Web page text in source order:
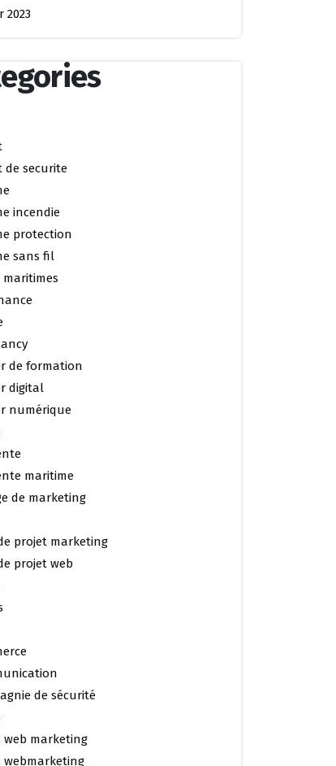
2023
de securite
incendie
protection
sans fil
de formation
digital
numérique
maritime
de marketing
projet marketing
projet web
de sécurité
web marketing
webmarketing